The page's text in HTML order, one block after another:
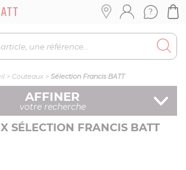
> Couteaux> Sélection Francis BATT
AFFINER
votre recherche
SÉLECTION FRANCIS BATT